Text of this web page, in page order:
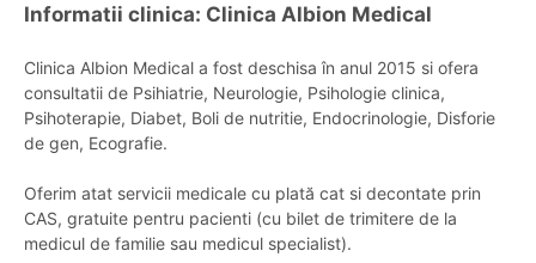
Informatii clinica: Clinica Albion Medical
Clinica Albion Medical a fost deschisa în anul 2015 si ofera
consultatii de Psihiatrie, Neurologie, Psihologie clinica,
Psihoterapie, Diabet, Boli de nutritie, Endocrinologie, Disforie
de gen, Ecografie.
Oferim atat servicii medicale cu plată cat si decontate prin
CAS, gratuite pentru pacienti (cu bilet de trimitere de la
medicul de familie sau medicul specialist).